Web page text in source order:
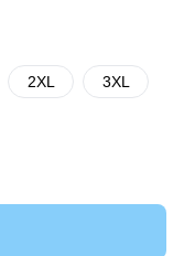
2XL 3XL